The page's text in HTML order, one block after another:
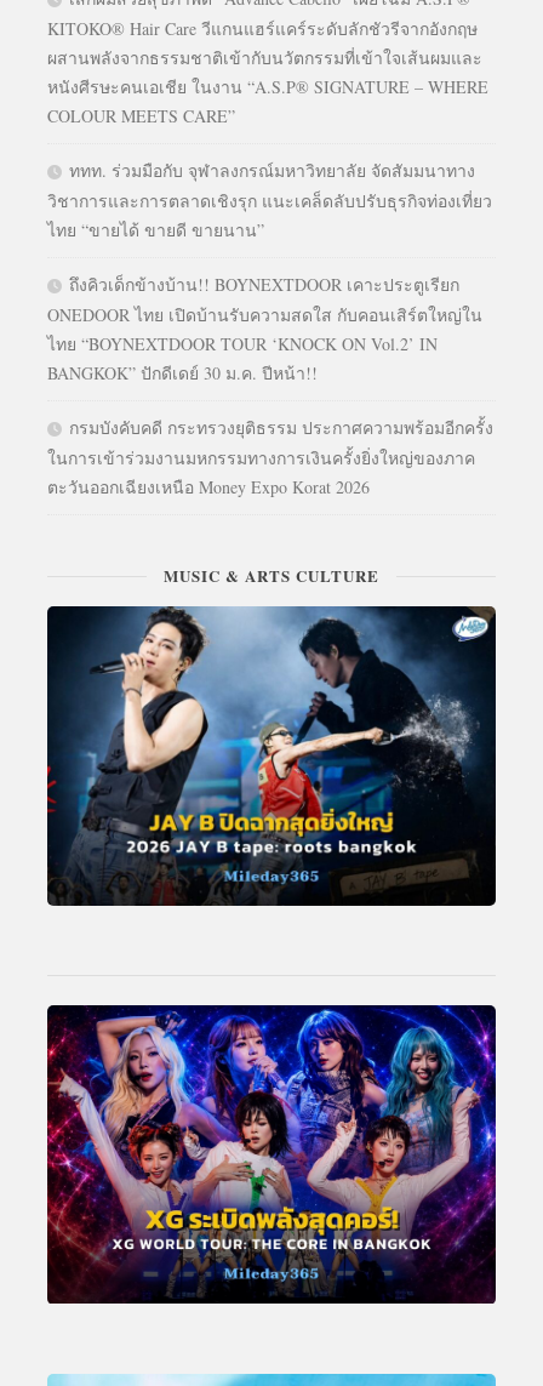
KITOKO® Hair Care วีแกนแฮร์แคร์ระดับลักชัวรีจากอังกฤษ
ผสานพลังจากธรรมชาติเข้ากับนวัตกรรมที่เข้าใจเส้นผมและ
หนังศีรษะคนเอเชีย ในงาน “A.S.P® SIGNATURE – WHERE
COLOUR MEETS CARE”
ททท. ร่วมมือกับ จุฬาลงกรณ์มหาวิทยาลัย จัดสัมมนาทาง
วิชาการและการตลาดเชิงรุก แนะเคล็ดลับปรับธุรกิจท่องเที่ยว
ไทย “ขายได้ ขายดี ขายนาน”
ถึงคิวเด็กข้างบ้าน!! BOYNEXTDOOR เคาะประตูเรียก
ONEDOOR ไทย เปิดบ้านรับความสดใส กับคอนเสิร์ตใหญ่ใน
ไทย “BOYNEXTDOOR TOUR ‘KNOCK ON Vol.2’ IN
BANGKOK” ปักดีเดย์ 30 ม.ค. ปีหน้า!!
กรมบังคับคดี กระทรวงยุติธรรม ประกาศความพร้อมอีกครั้ง
ในการเข้าร่วมงานมหกรรมทางการเงินครั้งยิ่งใหญ่ของภาค
ตะวันออกเฉียงเหนือ Money Expo Korat 2026
MUSIC & ARTS CULTURE